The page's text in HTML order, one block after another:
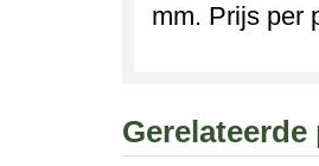
mm. Prijs per